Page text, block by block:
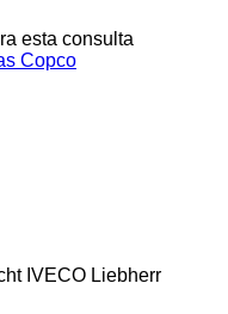
esta consulta
Copco
IVECO Liebherr